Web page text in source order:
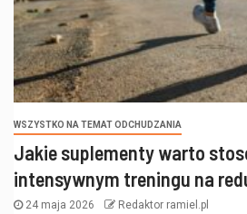
WSZYSTKO NA TEMAT ODCHUDZANIA
Jakie suplementy warto
intensywnym treningu na
24 maja 2026 Redaktor ramiel.pl